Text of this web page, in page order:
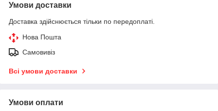
Умови доставки
Доставка здійснюється тільки по передоплаті.
Нова Пошта
Самовивіз
Всі умови доставки
Умови оплати